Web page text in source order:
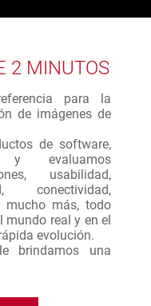
2 MINUTOS
para la
de imágenes de
de software,
y evaluamos
usabilidad,
conectividad,
mucho más, todo
mundo real y en el
evolución.
brindamos una